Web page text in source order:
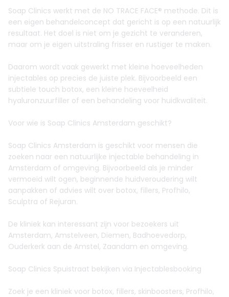
Soap Clinics werkt met de NO TRACE FACE® methode. Dit is
een eigen behandelconcept dat gericht is op een natuurlijk
resultaat. Het doel is niet om je gezicht te veranderen,
maar om je eigen uitstraling frisser en rustiger te maken.
Daarom wordt vaak gewerkt met kleine hoeveelheden
injectables op precies de juiste plek. Bijvoorbeeld een
subtiele touch botox, een kleine hoeveelheid
hyaluronzuurfiller of een behandeling voor huidkwaliteit.
Voor wie is Soap Clinics Amsterdam geschikt?
Soap Clinics Amsterdam is geschikt voor mensen die
zoeken naar een natuurlijke injectable behandeling in
Amsterdam of omgeving. Bijvoorbeeld als je minder
vermoeid wilt ogen, beginnende huidveroudering wilt
aanpakken of advies wilt over botox, fillers, Profhilo,
Sculptra of Rejuran.
De kliniek kan interessant zijn voor bezoekers uit
Amsterdam, Amstelveen, Diemen, Badhoevedorp,
Ouderkerk aan de Amstel, Zaandam en omgeving.
Soap Clinics Spuistraat bekijken via Injectablesbooking
Zoek je een kliniek voor botox, fillers, skinboosters, Profhilo,